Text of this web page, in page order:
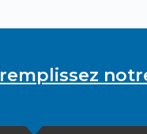
remplissez